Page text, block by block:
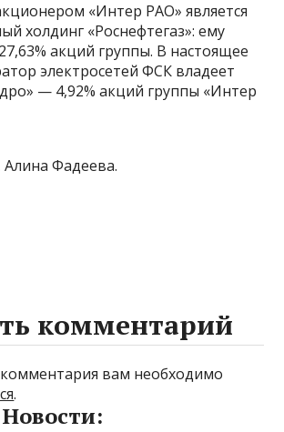
«Интер РАО» является
холдинг «Роснефтегаз»: ему
акций группы. В настоящее
электросетей ФСК владеет
— 4,92% акций группы «Интер
Фадеева.
комментарий
вам необходимо
.